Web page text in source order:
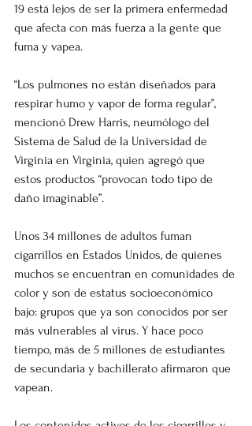
19 está lejos de ser la primera enfermedad
que afecta con más fuerza a la gente que
fuma y vapea.
“Los pulmones no están diseñados para
respirar humo y vapor de forma regular”,
mencionó Drew Harris, neumólogo del
Sistema de Salud de la Universidad de
Virginia en Virginia, quien agregó que
estos productos “provocan todo tipo de
daño imaginable”.
Unos 34 millones de adultos fuman
cigarrillos en Estados Unidos, de quienes
muchos se encuentran en comunidades de
color y son de estatus socioeconómico
bajo: grupos que ya son conocidos por ser
más vulnerables al virus. Y hace poco
tiempo, más de 5 millones de estudiantes
de secundaria y bachillerato afirmaron que
vapean.